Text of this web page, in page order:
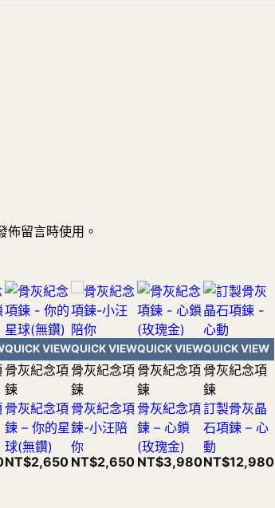
佈留言時使用。
QUICK VIEW
骨灰紀念項
鍊
骨灰紀念項
鍊 – 你的星
球(無鑽)
NT$2,650
QUICK VIEW
骨灰紀念項
鍊
骨灰紀念項
鍊-小汪陪
你
NT$2,650
QUICK VIEW
骨灰紀念項
鍊
骨灰紀念項
鍊 – 心鎖
(玫瑰金)
NT$3,980
QUICK VIEW
骨灰紀念項
鍊
訂製骨灰晶
石項鍊 – 心
動
NT$12,980